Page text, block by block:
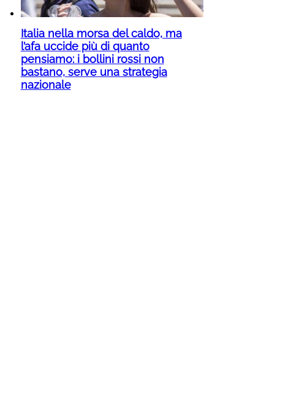
Italia nella morsa del caldo, ma
l’afa uccide più di quanto
pensiamo: i bollini rossi non
bastano, serve una strategia
nazionale